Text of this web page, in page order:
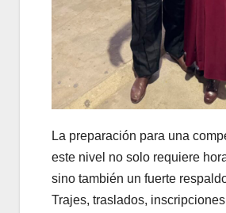
La preparación para una
este nivel no solo requiere
sino también un fuerte
Trajes, traslados,